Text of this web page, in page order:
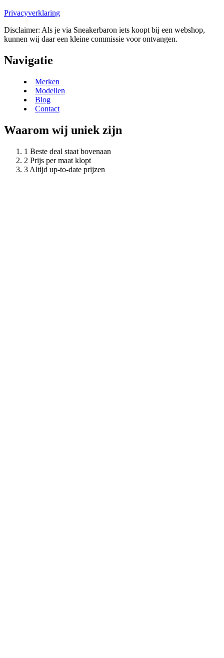
Privacyverklaring
Disclaimer: Als je via Sneakerbaron iets koopt bij een webshop,
kunnen wij daar een kleine commissie voor ontvangen.
Navigatie
Merken
Modellen
Blog
Contact
Waarom wij uniek zijn
Beste deal staat bovenaan
Prijs per maat klopt
Altijd up-to-date prijzen